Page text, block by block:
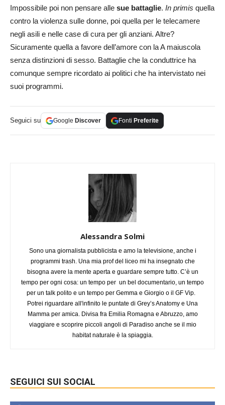
Impossibile poi non pensare alle sue battaglie. In primis quella
contro la violenza sulle donne, poi quella per le telecamere
negli asili e nelle case di cura per gli anziani. Altre?
Sicuramente quella a favore dell’amore con la A maiuscola
senza distinzioni di sesso. Battaglie che la conduttrice ha
comunque sempre ricordato ai politici che ha intervistato nei
suoi programmi.
Seguici su Google Discover Fonti Preferite
Alessandra Solmi
Sono una giornalista pubblicista e amo la televisione, anche i
programmi trash. Una mia prof del liceo mi ha insegnato che
bisogna avere la mente aperta e guardare sempre tutto. C’è un
tempo per ogni cosa: un tempo per un bel documentario, un tempo
per un talk polito e un tempo per Gemma e Giorgio o il GF Vip.
Potrei riguardare all'infinito le puntate di Grey’s Anatomy e Una
Mamma per amica. Divisa fra Emilia Romagna e Abruzzo, amo
viaggiare e scoprire piccoli angoli di Paradiso anche se il mio
habitat naturale è la spiaggia.
SEGUICI SUI SOCIAL